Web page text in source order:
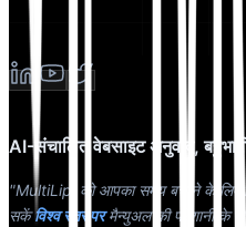
AI-संचालित वेबसाइट अनुवाद,
"MultiLipi को आपका समय बचाने के लिए
सकेंविश्व स्तर परमैन्युअल की परेशानी के